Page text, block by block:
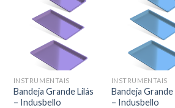
INSTRUMENTAIS
Bandeja Grande Lilás
– Indusbello
INSTRUMENTAIS
Bandeja Grande
– Indusbello